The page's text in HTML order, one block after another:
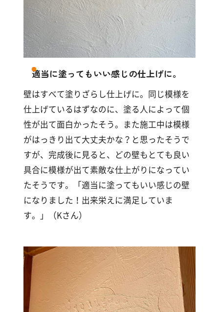
適当に塗ってもいい感じの仕上げに。
壁はすべて塗りざらし仕上げに。同じ模様を
仕上げているはずなのに、塗る人によって個
性が出て面白かったそう。また施工中は模様
がはっきり出て大丈夫かな？と思ったそうで
すが、完成後に見ると、どの壁もとても良い
具合に模様が出て素敵な仕上がりになってい
たそうです。「適当に塗ってもいい感じの壁
になりました！出来栄えに満足していま
す。」（Kさん）